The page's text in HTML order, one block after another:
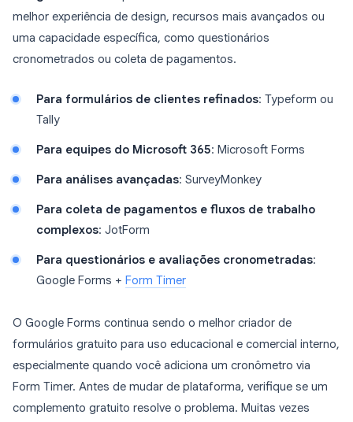
melhor experiência de design, recursos mais avançados ou
uma capacidade específica, como questionários
cronometrados ou coleta de pagamentos.
Para formulários de clientes refinados: Typeform ou
Tally
Para equipes do Microsoft 365: Microsoft Forms
Para análises avançadas: SurveyMonkey
Para coleta de pagamentos e fluxos de trabalho
complexos: JotForm
Para questionários e avaliações cronometradas:
Google Forms + Form Timer
O Google Forms continua sendo o melhor criador de
formulários gratuito para uso educacional e comercial interno,
especialmente quando você adiciona um cronômetro via
Form Timer. Antes de mudar de plataforma, verifique se um
complemento gratuito resolve o problema. Muitas vezes